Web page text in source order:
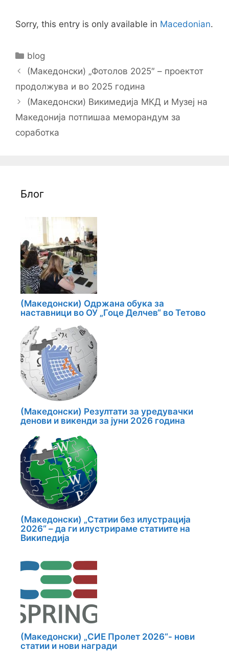
Sorry, this entry is only available in Macedonian.
Categories
blog
Post
navigation
(Македонски) „Фотолов 2025″ – проектот
продолжува и во 2025 година
(Македонски) Викимедија МКД и Музеј на
Македонија потпишаа меморандум за
соработка
Блог
(Македонски) Одржана обука за
наставници во ОУ „Гоце Делчев“ во Тетово
(Македонски) Резултати за уредувачки
денови и викенди за јуни 2026 година
(Македонски) „Статии без илустрација
2026“ – да ги илустрираме статиите на
Википедија
(Македонски) „СИЕ Пролет 2026“- нови
статии и нови награди